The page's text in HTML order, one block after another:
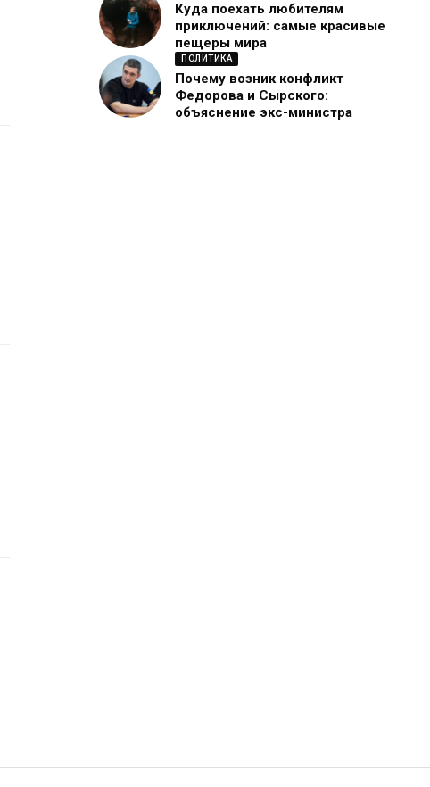
Куда поехать любителям
приключений: самые красивые
пещеры мира
ПОЛИТИКА
Почему возник конфликт
Федорова и Сырского:
объяснение экс-министра